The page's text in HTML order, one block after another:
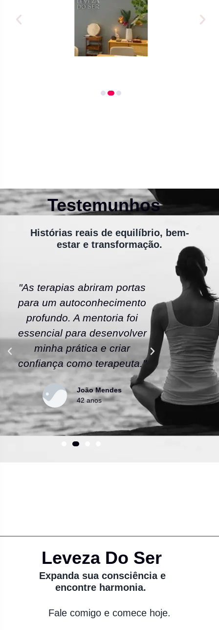
Testemunhos
Histórias reais de equilíbrio, bem-
estar e transformação.
"As terapias abriram portas
para um autoconhecimento
profundo. A mentoria foi
essencial para desenvolver
minha prática e criar
confiança como terapeuta."
João Mendes
42 anos
"A
escola
As
uma
Leveza Do Ser
Expanda sua consciência e
encontre harmonia.
Fale comigo e comece hoje.